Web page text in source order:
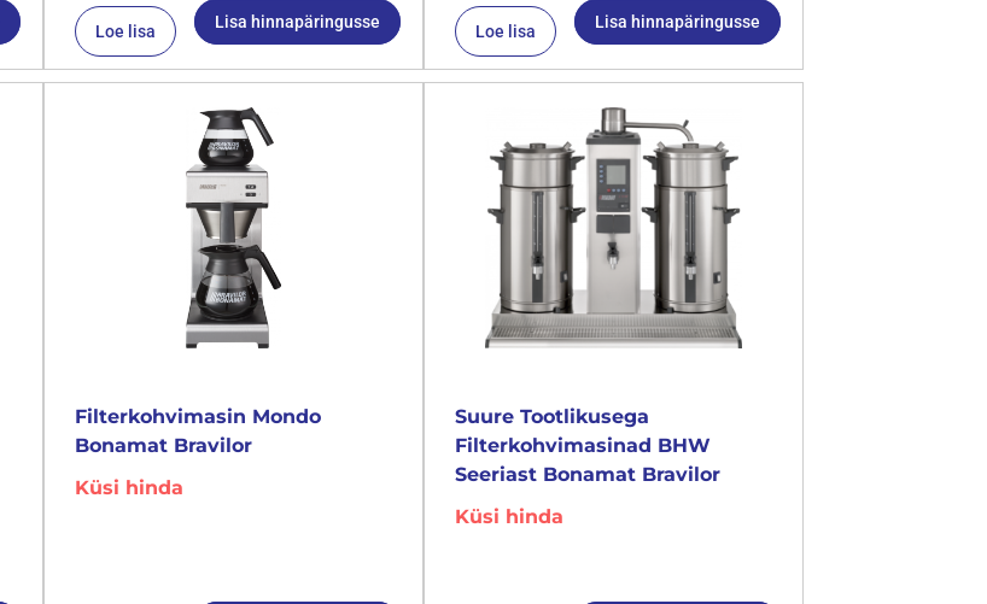
Loe lisa Lisa hinnapäringusse Loe lisa Lisa hinnapäringusse
Filterkohvimasin Mondo
Bonamat Bravilor
Küsi hinda
Suure Tootlikusega
Filterkohvimasinad BHW
Seeriast Bonamat Bravilor
Küsi hinda